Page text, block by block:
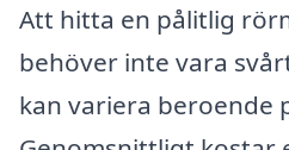
Att hitta en pålitlig
behöver inte vara
kan variera beroende